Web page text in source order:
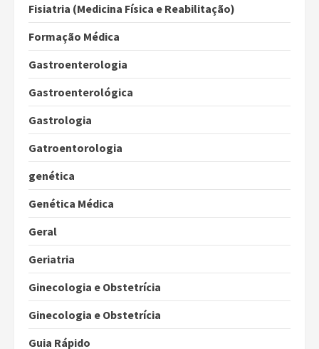
Fisiatria (Medicina Física e Reabilitação)
Formação Médica
Gastroenterologia
Gastroenterológica
Gastrologia
Gatroentorologia
genética
Genética Médica
Geral
Geriatria
Ginecologia e Obstetrícia
Ginecologia e Obstetrícia
Guia Rápido